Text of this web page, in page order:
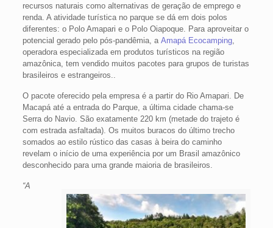
recursos naturais como alternativas de geração de emprego e
renda. A atividade turística no parque se dá em dois polos
diferentes: o Polo Amapari e o Polo Oiapoque. Para aproveitar o
potencial gerado pelo pós-pandêmia, a Amapá Ecocamping,
operadora especializada em produtos turísticos na região
amazônica, tem vendido muitos pacotes para grupos de turistas
brasileiros e estrangeiros..
O pacote oferecido pela empresa é a partir do Rio Amapari. De
Macapá até a entrada do Parque, a última cidade chama-se
Serra do Navio. São exatamente 220 km (metade do trajeto é
com estrada asfaltada). Os muitos buracos do último trecho
somados ao estilo rústico das casas à beira do caminho
revelam o início de uma experiência por um Brasil amazônico
desconhecido para uma grande maioria de brasileiros.
“A